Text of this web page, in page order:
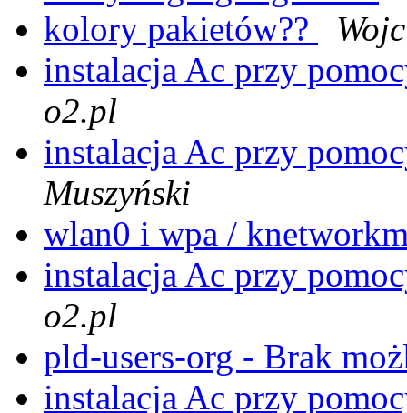
kolory pakietów??
instalacja Ac przy
o2.pl
instalacja Ac przy
Muszyński
wlan0 i wpa /
instalacja Ac przy
o2.pl
pld-users-org - Brak
instalacja Ac przy